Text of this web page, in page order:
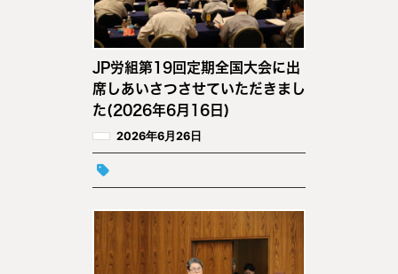
JP労組第19回定期全国大会に出
席しあいさつさせていただきまし
た(2026年6月16日)
2026年6月26日